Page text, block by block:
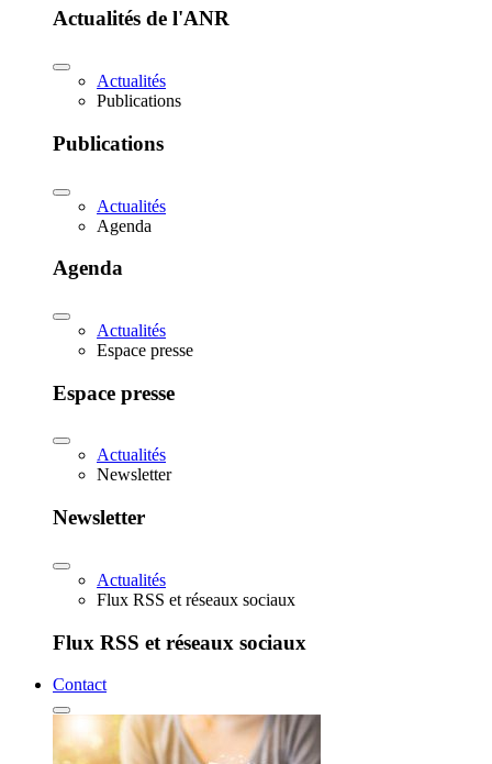
Actualités de l'ANR
Actualités
Publications
Publications
Actualités
Agenda
Agenda
Actualités
Espace presse
Espace presse
Actualités
Newsletter
Newsletter
Actualités
Flux RSS et réseaux sociaux
Flux RSS et réseaux sociaux
Contact